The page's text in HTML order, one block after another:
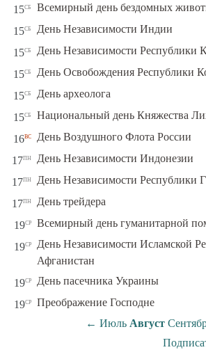
15сб Всемирный день бездомных
15сб День Независимости Индии
15сб День Независимости Республики
15сб День Освобождения Республики
15сб День археолога
15сб Национальный день Княжества
16вс День Воздушного Флота России
17пн День Независимости Индонезии
17пн День Независимости Республики
17пн День трейдера
19ср Всемирный день гуманитарной
19ср
День Независимости Исламской
Афганистан
19ср День пасечника Украины
19ср Преображение Господне
← Июль Август